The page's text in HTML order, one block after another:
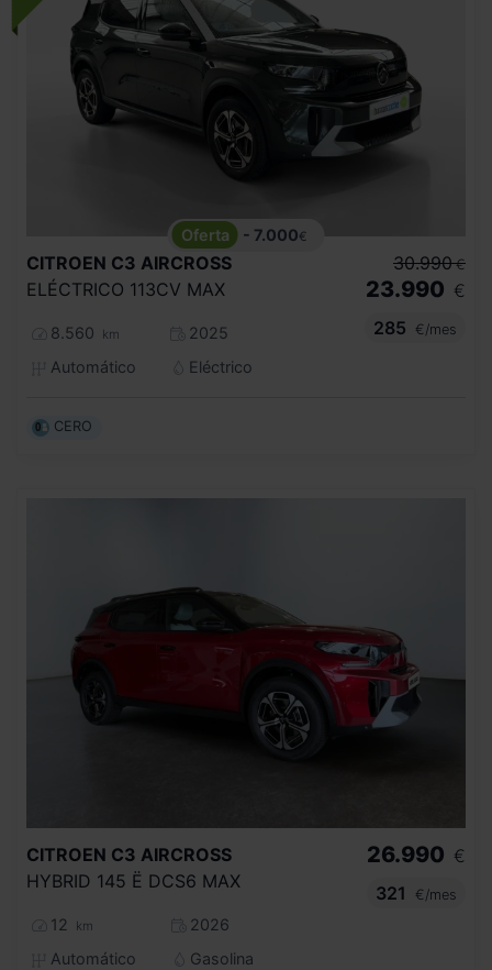
- 7.000€
CITROEN C3 AIRCROSS
ELÉCTRICO 113CV MAX
8.560 km
2025
Automático
Eléctrico
30.990 €
23.990 €
285
€/mes
CERO
CITROEN C3 AIRCROSS
HYBRID 145 Ë DCS6 MAX
12 km
2026
Automático
Gasolina
26.990 €
321
€/mes